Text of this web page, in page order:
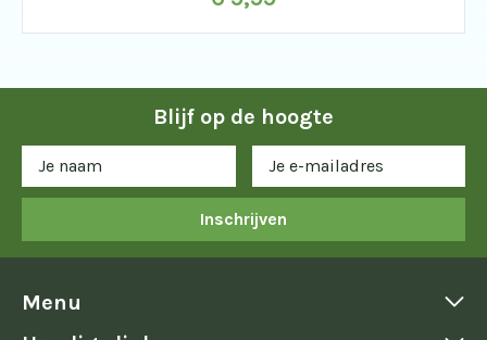
Blijf op de hoogte
Inschrijven
Menu